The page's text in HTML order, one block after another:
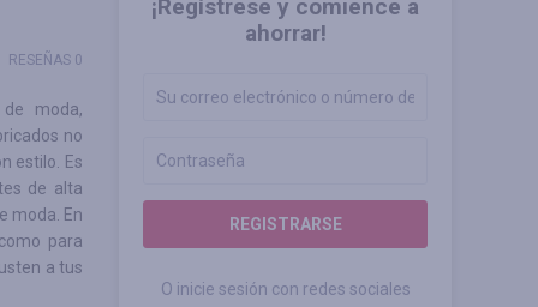
¡Regístrese y comience a
ahorrar!
REGISTRARSE
O inicie sesión con redes sociales
RESEÑAS 0
moda,
no
estilo. Es
de alta
moda. En
para
a tus